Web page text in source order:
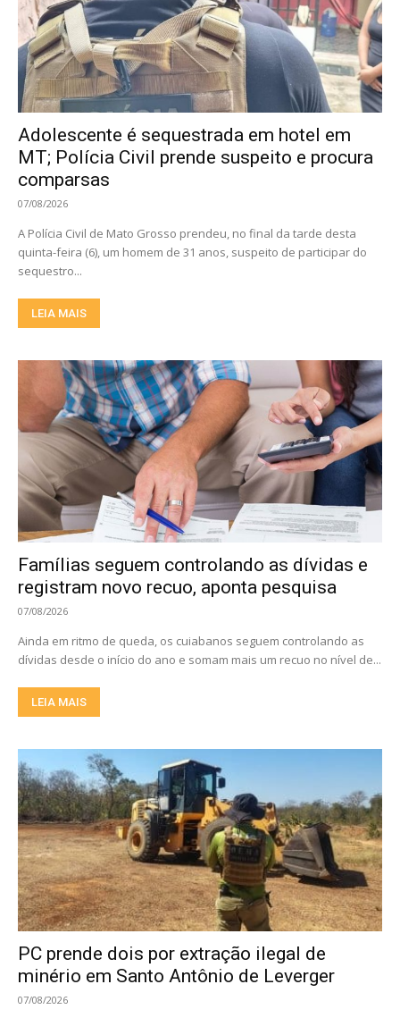
Adolescente é sequestrada em hotel em
MT; Polícia Civil prende suspeito e procura
comparsas
07/08/2026
A Polícia Civil de Mato Grosso prendeu, no final da tarde desta
quinta-feira (6), um homem de 31 anos, suspeito de participar do
sequestro...
LEIA MAIS
Famílias seguem controlando as dívidas e
registram novo recuo, aponta pesquisa
07/08/2026
Ainda em ritmo de queda, os cuiabanos seguem controlando as
dívidas desde o início do ano e somam mais um recuo no nível de...
LEIA MAIS
PC prende dois por extração ilegal de
minério em Santo Antônio de Leverger
07/08/2026